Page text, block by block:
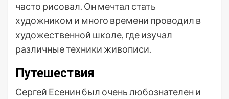
часто рисовал. Он мечтал стать
художником и много времени проводил в
художественной школе, где изучал
различные техники живописи.
Путешествия
Сергей Есенин был очень любознателен и